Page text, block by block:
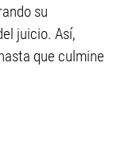
su
juicio. Así,
que culmine